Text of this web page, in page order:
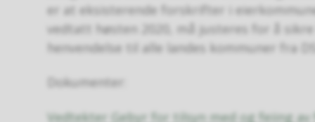
er at eksisterende forskrifter i
vedtatt høsten 2020, må justeres for å
henvendelse til alle landes kommuner fra
Dokumenter:
Vedtekter Gebyr for tilsyn med og feiing av